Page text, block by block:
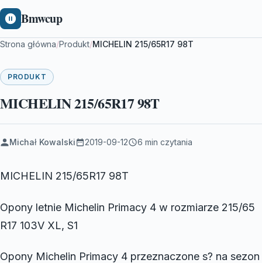
Bmwcup
Strona główna/Produkt/MICHELIN 215/65R17 98T
PRODUKT
MICHELIN 215/65R17 98T
Michał Kowalski 2019-09-12 6 min czytania
MICHELIN 215/65R17 98T
Opony letnie Michelin Primacy 4 w rozmiarze 215/65
R17 103V XL, S1
Opony Michelin Primacy 4 przeznaczone s? na sezon